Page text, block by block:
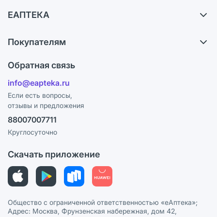
Обмен и возврат
Блог
ЕАПТЕКА
Карьера
Поставщики
Лицензия
Реклама на сайте
Ваши товары на ЕАПТЕКЕ
Покупателям
Программа СберСпасибо
Политика конфиденциальности
Пользовательское соглашение
Политика рекомендаций
Этика и соответствие
Политика в отношении обработки персональных данных
Обратная связь
info@eapteka.ru
Если есть вопросы,
отзывы и предложения
88007007711
Круглосуточно
Скачать приложение
Общество с ограниченной ответственностью «еАптека»;
Адрес: Москва, Фрунзенская набережная, дом 42,